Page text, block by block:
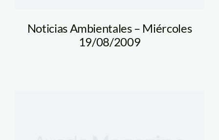
Noticias Ambientales – Miércoles
19/08/2009